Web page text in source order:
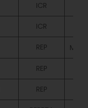
ICR
ICR
REP
REP
REP